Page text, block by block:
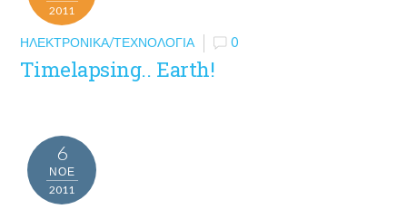
2011
ΗΛΕΚΤΡΟΝΙΚΆ/ΤΕΧΝΟΛΟΓΊΑ 0
Timelapsing.. Earth!
6
ΝΟΈ
2011